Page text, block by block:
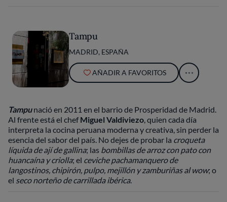
Tampu
MADRID, ESPAÑA
AÑADIR A FAVORITOS
Tampunació en 2011 en el barrio de Prosperidad de Madrid.
Al frente está el chefMiguel Valdiviezo, quien cada día
interpreta la cocina peruana moderna y creativa, sin perder la
esencia del sabor del país. No dejes de probar la croqueta
líquida de ají de gallina; las bombillas de arroz con pato con
huancaína y criolla; el ceviche pachamanquero de
langostinos, chipirón, pulpo, mejillón y zamburiñas al wow; o
el seco norteño de carrillada ibérica.